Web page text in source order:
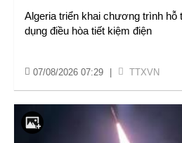
Algeria triển khai chương trình
dụng điều hòa tiết kiệm điện
07/08/2026 07:29 TTXVN